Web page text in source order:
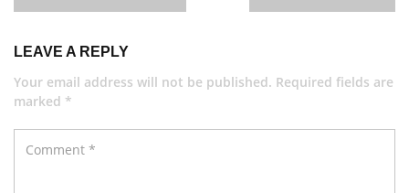
LEAVE A REPLY
Your email address will not be published. Required fields are
marked *